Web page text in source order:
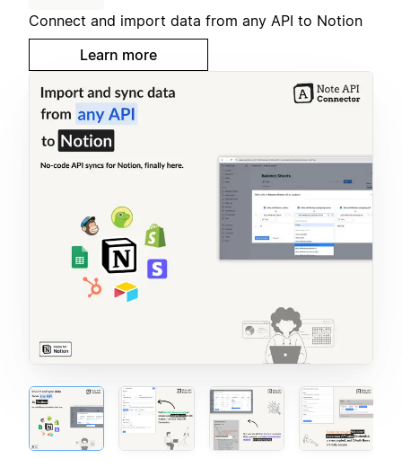
Connect and import data from any API to Notion
Learn more